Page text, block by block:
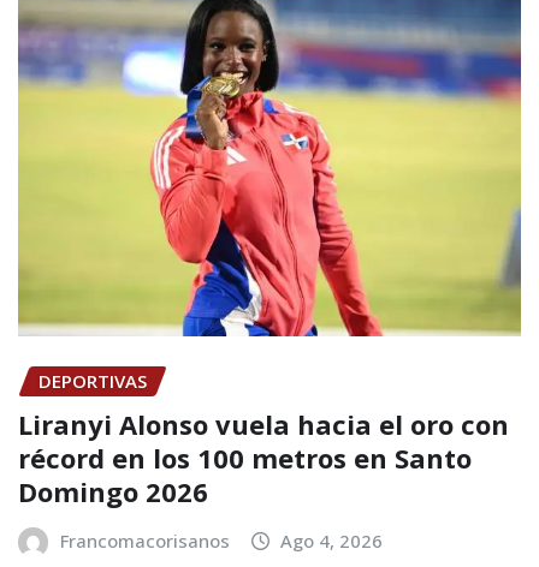
DEPORTIVAS
Liranyi Alonso vuela hacia el oro con
récord en los 100 metros en Santo
Domingo 2026
Francomacorisanos Ago 4, 2026